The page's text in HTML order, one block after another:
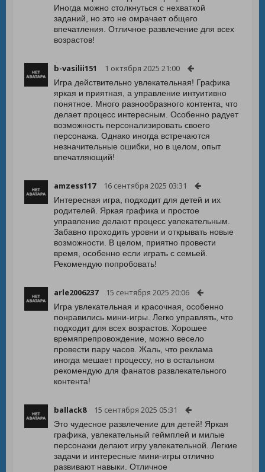
Иногда можно столкнуться с нехваткой
заданий, но это не омрачает общего
впечатления. Отличное развлечение для всех
возрастов!
b-vasilii151 1 октября 2025 21:00
Игра действительно увлекательная! Графика
яркая и приятная, а управление интуитивно
понятное. Много разнообразного контента, что
делает процесс интересным. Особенно радует
возможность персонализировать своего
персонажа. Однако иногда встречаются
незначительные ошибки, но в целом, опыт
впечатляющий!
amzess117 16 сентября 2025 03:31
Интересная игра, подходит для детей и их
родителей. Яркая графика и простое
управление делают процесс увлекательным.
Забавно проходить уровни и открывать новые
возможности. В целом, приятно провести
время, особенно если играть с семьей.
Рекомендую попробовать!
arle2006237 15 сентября 2025 20:06
Игра увлекательная и красочная, особенно
понравились мини-игры. Легко управлять, что
подходит для всех возрастов. Хорошее
времяпрепровождение, можно весело
провести пару часов. Жаль, что реклама
иногда мешает процессу, но в остальном
рекомендую для фанатов развлекательного
контента!
ballack8 15 сентября 2025 05:31
Это чудесное развлечение для детей! Яркая
графика, увлекательный геймплей и милые
персонажи делают игру увлекательной. Легкие
задачи и интересные мини-игры отлично
развивают навыки. Отличное